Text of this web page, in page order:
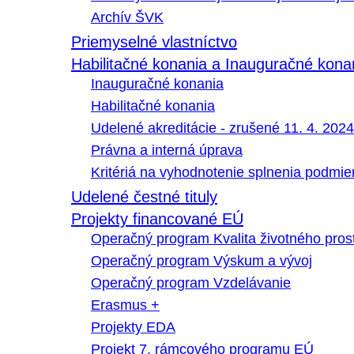
Archív ŠVK
Priemyselné vlastníctvo
Habilitačné konania a Inauguračné
Inauguračné konania
Habilitačné konania
Udelené akreditácie - zrušené 11. 4. 2024
Právna a interná úprava
Kritériá na vyhodnotenie splnenia
Udelené čestné tituly
Projekty financované EÚ
Operačný program Kvalita životného
Operačný program Výskum a vývoj
Operačný program Vzdelávanie
Erasmus +
Projekty EDA
Projekt 7. rámcového programu EÚ